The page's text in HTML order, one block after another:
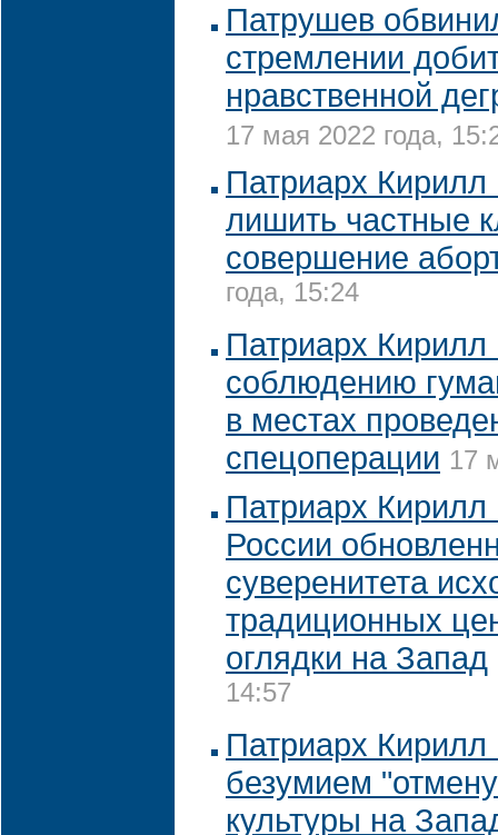
Патрушев
стремлении
нравственной
17 мая 2022 года,
Патриарх
лишить частные
совершение
года, 15:24
Патриарх Кирилл
соблюдению
в местах
спецоперации 17
Патриарх
России
суверенитета
традиционных
оглядки на Запад
14:57
Патриарх Кирилл
безумием
культуры на